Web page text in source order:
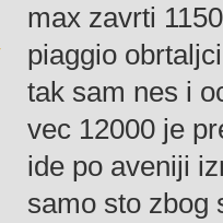
max zavrti
piaggio
tak sam nes i
vec 12000 je
ide po aveniji
samo sto zbog